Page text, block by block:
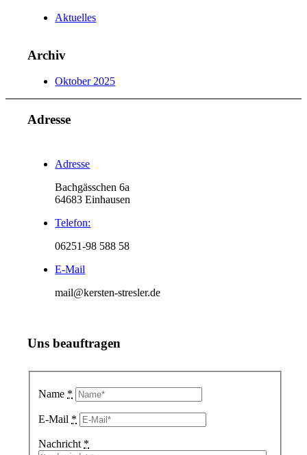
Aktuelles
Archiv
Oktober 2025
Adresse
Adresse
Bachgässchen 6a
64683 Einhausen
Telefon:
06251-98 588 58
E-Mail
mail@kersten-stresler.de
Uns beauftragen
Name *
E-Mail *
Nachricht *